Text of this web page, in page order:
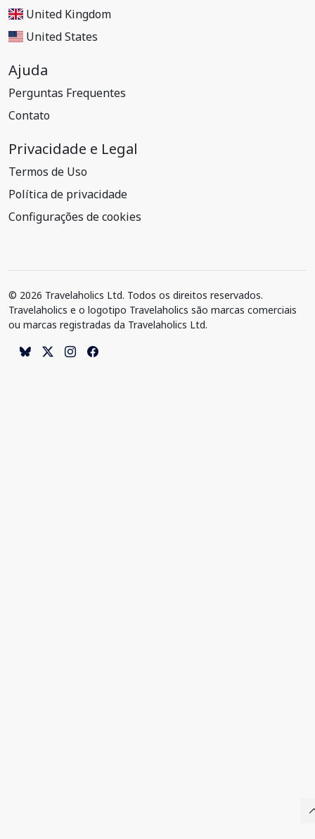
United Kingdom
United States
Ajuda
Perguntas Frequentes
Contato
Privacidade e Legal
Termos de Uso
Política de privacidade
Configurações de cookies
© 2026 Travelaholics Ltd. Todos os direitos reservados.
Travelaholics e o logotipo Travelaholics são marcas comerciais
ou marcas registradas da Travelaholics Ltd.